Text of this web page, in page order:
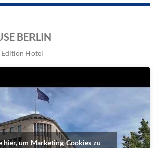
BERLIN
Edition Hotel
hier, um Marketing-Cookies zu